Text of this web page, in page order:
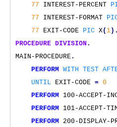
77
INTEREST-PERCENT
77
INTEREST-FORMAT
77
EXIT-CODE PIC X( 1).
PROCEDURE DIVISION .
MAIN-PROCEDURE .
PERFORM
WITH TEST
UNTIL
EXIT-CODE = 0
PERFORM
100-ACCEPT-
PERFORM
101-ACCEPT-
PERFORM
200-DISPLAY-